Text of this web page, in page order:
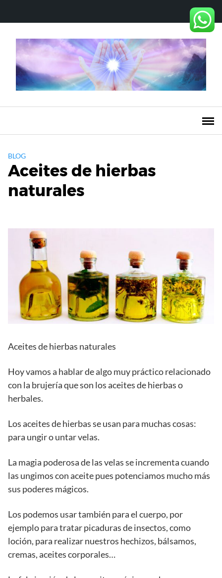
contenido
BLOG
Aceites de hierbas
naturales
Aceites de hierbas naturales
Hoy vamos a hablar de algo muy práctico relacionado
con la brujería que son los aceites de hierbas o
herbales.
Los aceites de hierbas se usan para muchas cosas:
para ungir o untar velas.
La magia poderosa de las velas se incrementa cuando
las ungimos con aceite pues potenciamos mucho más
sus poderes mágicos.
Los podemos usar también para el cuerpo, por
ejemplo para tratar picaduras de insectos, como
loción, para realizar nuestros hechizos, bálsamos,
cremas, aceites corporales…